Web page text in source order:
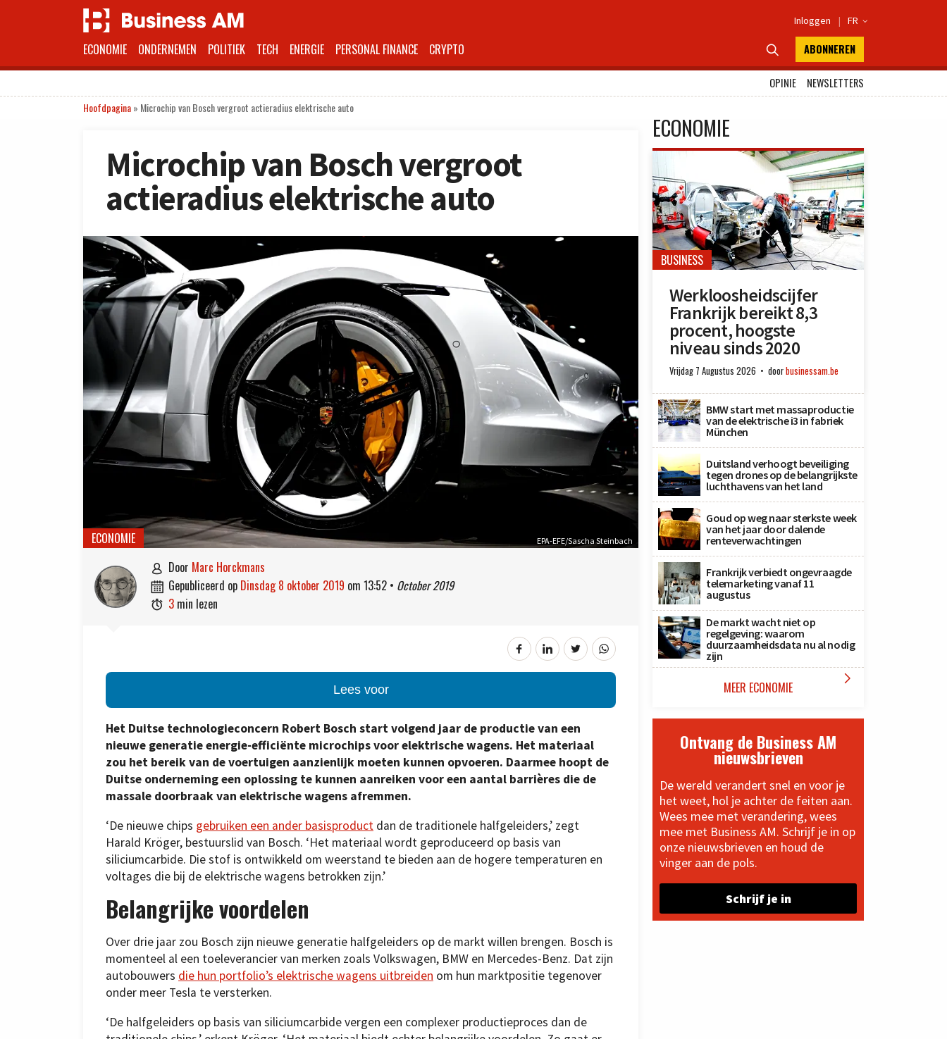
Inloggen | FR 
ECONOMIE ONDERNEMEN POLITIEK TECH ENERGIE PERSONAL FINANCE CRYPTO  ABONNEREN
OPINIE
NEWSLETTERS
Hoofdpagina» Microchip van Bosch vergroot actieradius elektrische auto
Microchip van Bosch vergroot
actieradius elektrische auto
EPA-EFE/Sascha Steinbach
ECONOMIE
 door Marc Horckmans
 gepubliceerd op dinsdag 8 oktober 2019 om 13:52 • October 2019
 3 min lezen
Lees voor
Het Duitse technologieconcern Robert Bosch start volgend jaar de productie van een
nieuwe generatie energie-efficiënte microchips voor elektrische wagens. Het materiaal
zou het bereik van de voertuigen aanzienlijk moeten kunnen opvoeren. Daarmee hoopt de
Duitse onderneming een oplossing te kunnen aanreiken voor een aantal barrières die de
massale doorbraak van elektrische wagens afremmen.
‘De nieuwe chips gebruiken een ander basisproduct dan de traditionele halfgeleiders,’ zegt
Harald Kröger, bestuurslid van Bosch. ‘Het materiaal wordt geproduceerd op basis van
siliciumcarbide. Die stof is ontwikkeld om weerstand te bieden aan de hogere temperaturen en
voltages die bij de elektrische wagens betrokken zijn.’
Belangrijke voordelen
Over drie jaar zou Bosch zijn nieuwe generatie halfgeleiders op de markt willen brengen. Bosch is
momenteel al een toeleverancier van merken zoals Volkswagen, BMW en Mercedes-Benz. Dat zijn
autobouwers die hun portfolio’s elektrische wagens uitbreiden om hun marktpositie tegenover
onder meer Tesla te versterken.
‘De halfgeleiders op basis van siliciumcarbide vergen een complexer productieproces dan de
ECONOMIE
BUSINESS
Werkloosheidscijfer
Frankrijk bereikt 8,3
procent, hoogste
niveau sinds 2020
Vrijdag 7 Augustus 2026 doorbusinessam.be
BMW start met massaproductie
van de elektrische i3 in fabriek
München
Duitsland verhoogt beveiliging
tegen drones op de belangrijkste
luchthavens van het land
Goud op weg naar sterkste week
van het jaar door dalende
renteverwachtingen
Frankrijk verbiedt ongevraagde
telemarketing vanaf 11
augustus
De markt wacht niet op
regelgeving: waarom
duurzaamheidsdata nu al nodig
zijn
MEER ECONOMIE 
Ontvang de Business AM
nieuwsbrieven
De wereld verandert snel en voor je
het weet, hol je achter de feiten aan.
Wees mee met verandering, wees
mee met Business AM. Schrijf je in op
onze nieuwsbrieven en houd de
vinger aan de pols.
Schrijf je in